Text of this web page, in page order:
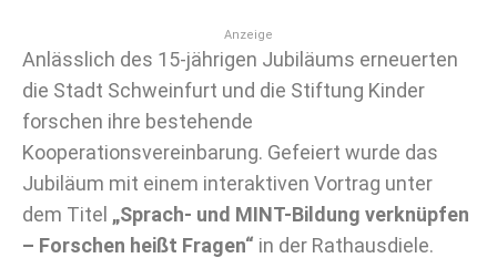
Anzeige
Anlässlich des 15-jährigen Jubiläums erneuerten
die Stadt Schweinfurt und die Stiftung Kinder
forschen ihre bestehende
Kooperationsvereinbarung. Gefeiert wurde das
Jubiläum mit einem interaktiven Vortrag unter
dem Titel „Sprach- und MINT-Bildung verknüpfen
– Forschen heißt Fragen“ in der Rathausdiele.